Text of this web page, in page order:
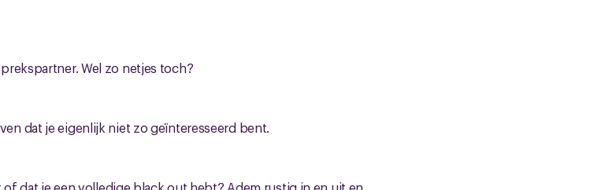
Wel zo netjes toch?
dat je eigenlijk niet zo geïnteresseerd bent.